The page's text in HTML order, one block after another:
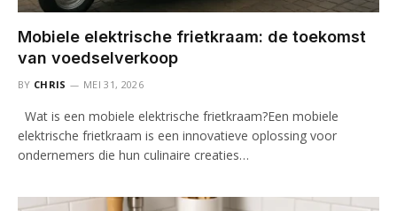
Mobiele elektrische frietkraam: de toekomst
van voedselverkoop
BY CHRIS MEI 31, 2026
Wat is een mobiele elektrische frietkraam?Een mobiele
elektrische frietkraam is een innovatieve oplossing voor
ondernemers die hun culinaire creaties…